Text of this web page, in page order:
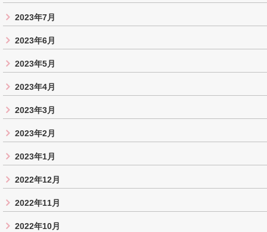
2023年7月
2023年6月
2023年5月
2023年4月
2023年3月
2023年2月
2023年1月
2022年12月
2022年11月
2022年10月